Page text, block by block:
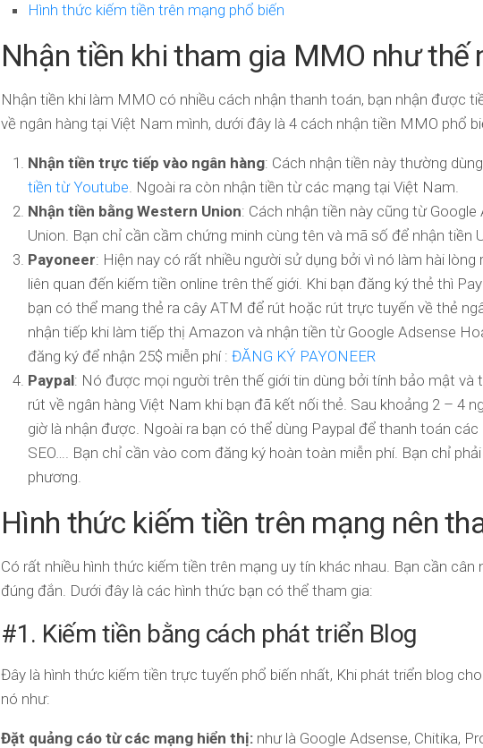
Hình thức kiếm tiền trên mạng phổ biến
Nhận tiền khi tham gia MMO như thế
Nhận tiền khi làm MMO có nhiều cách nhận thanh toán, bạn nhận được
về ngân hàng tại Việt Nam mình, dưới đây là 4 cách nhận tiền MMO phổ
Nhận tiền trực tiếp vào ngân hàng: Cách nhận tiền này thường
tiền từ Youtube. Ngoài ra còn nhận tiền từ các mạng tại Việt Nam.
Nhận tiền bằng Western Union: Cách nhận tiền này cũng từ
Union. Bạn chỉ cần cầm chứng minh cùng tên và mã số để nhận tiền
Payoneer: Hiện nay có rất nhiều người sử dụng bởi vì nó làm hài
liên quan đến kiếm tiền online trên thế giới. Khi bạn đăng ký thẻ thì
bạn có thể mang thẻ ra cây ATM để rút hoặc rút trực tuyến về thẻ
nhận tiếp khi làm tiếp thị Amazon và nhận tiền từ Google Adsense
đăng ký để nhận 25$ miễn phí : ĐĂNG KÝ PAYONEER
Paypal: Nó được mọi người trên thế giới tin dùng bởi tính bảo mật và
rút về ngân hàng Việt Nam khi bạn đã kết nối thẻ. Sau khoảng 2 – 4
giờ là nhận được. Ngoài ra bạn có thể dùng Paypal để thanh toán
SEO…. Bạn chỉ cần vào com đăng ký hoàn toàn miễn phí. Bạn chỉ
phương.
Hình thức kiếm tiền trên mạng nên
Có rất nhiều hình thức kiếm tiền trên mạng uy tín khác nhau. Bạn cần
đúng đắn. Dưới đây là các hình thức bạn có thể tham gia:
#1. Kiếm tiền bằng cách phát triển Blog
Đây là hình thức kiếm tiền trực tuyến phổ biến nhất, Khi phát triển blog
nó như:
Đặt quảng cáo từ các mạng hiển thị: như là Google Adsense, Chitika,